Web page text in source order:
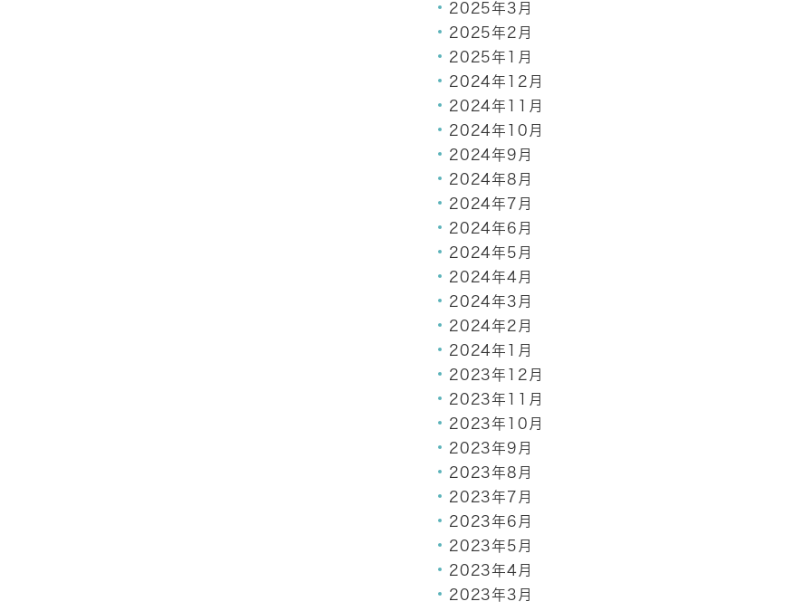
2025年3月
2025年2月
2025年1月
2024年12月
2024年11月
2024年10月
2024年9月
2024年8月
2024年7月
2024年6月
2024年5月
2024年4月
2024年3月
2024年2月
2024年1月
2023年12月
2023年11月
2023年10月
2023年9月
2023年8月
2023年7月
2023年6月
2023年5月
2023年4月
2023年3月